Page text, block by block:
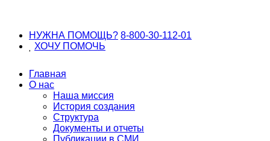
НУЖНА ПОМОЩЬ? 8-800-30-112-01
ХОЧУ ПОМОЧЬ
Главная
О нас
Наша миссия
История создания
Структура
Документы и отчеты
Публикации в СМИ